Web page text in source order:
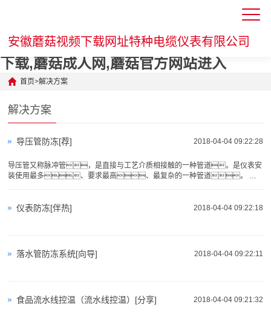
蘑菇视频下载网址,蘑菇APP禁用网站入口
下载,蘑菇成人网,蘑菇官方网站进入
安徽蘑菇视频下载网址特种电缆仪表有限公司
首页>解决方案
解决方案
2018-04-04 09:22:28
导压管防冻[荐]
导压管又称脉冲管，是直接与工艺介质相接触的一种管道。是仪表安
装使用最多、要求最高、最复杂的一种管道。 由
2018-04-04 09:22:18
仪表防冻[伴热]
2018-04-04 09:22:11
落水管防冻系统[向导]
2018-04-04 09:21:32
食品流水线控温（流水线控温）[分享]